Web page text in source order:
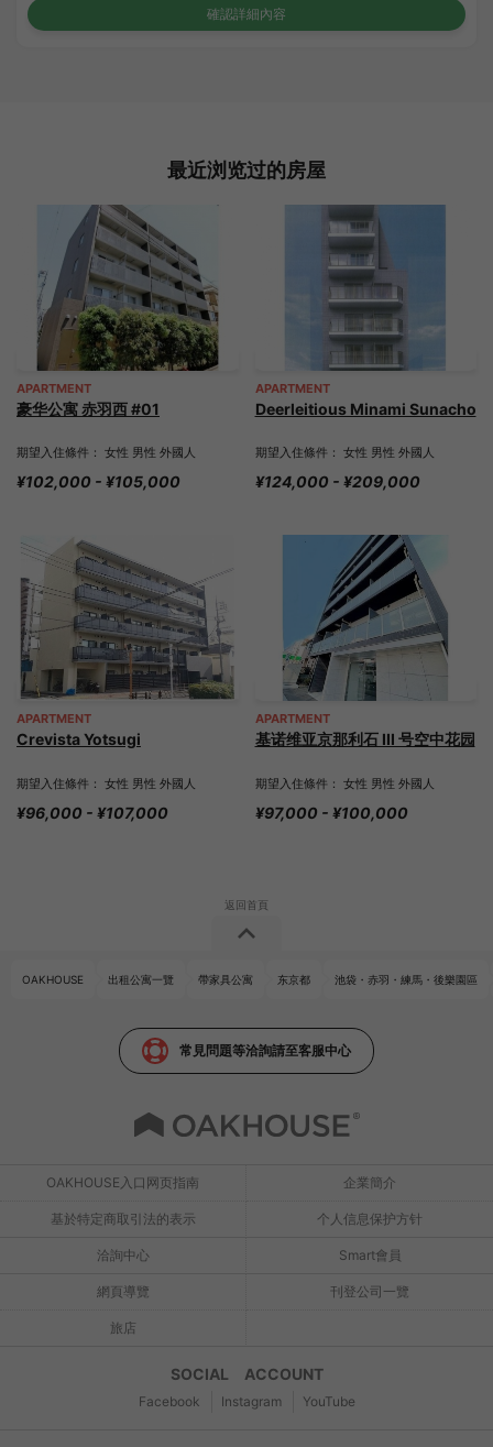
確認詳細內容
最近浏览过的房屋
APARTMENT
豪华公寓 赤羽西 #01
期望入住條件： 女性 男性 外國人
¥102,000 - ¥105,000
APARTMENT
Deerleitious Minami Sunacho
期望入住條件： 女性 男性 外國人
¥124,000 - ¥209,000
APARTMENT
Crevista Yotsugi
期望入住條件： 女性 男性 外國人
¥96,000 - ¥107,000
APARTMENT
基诺维亚京那利石 III 号空中花园
期望入住條件： 女性 男性 外國人
¥97,000 - ¥100,000
OAKHOUSE 出租公寓一覽 帶家具公寓 东京都 池袋・赤羽・練馬・後樂園區
常見問題等洽詢請至客服中心
OAKHOUSE入口网页指南 企業簡介
基於特定商取引法的表示 个人信息保护方针
洽詢中心 Smart會員
網頁導覽 刊登公司一覽
旅店
SOCIAL ACCOUNT
Facebook Instagram YouTube